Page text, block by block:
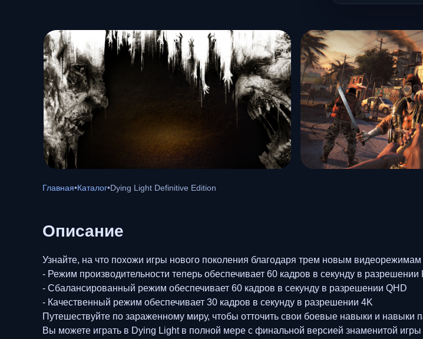
Главная•Каталог•Dying Light Definitive Edition
Описание
Узнайте, на что похожи игры нового поколения благодаря трем новым
- Режим производительности теперь обеспечивает 60 кадров в секунду в разрешении
- Сбалансированный режим обеспечивает 60 кадров в секунду в разрешении QHD
- Качественный режим обеспечивает 30 кадров в секунду в разрешении 4K
Путешествуйте по зараженному миру, чтобы отточить свои боевые навыки и навыки
Вы можете играть в Dying Light в полной мере с финальной версией знаменитой